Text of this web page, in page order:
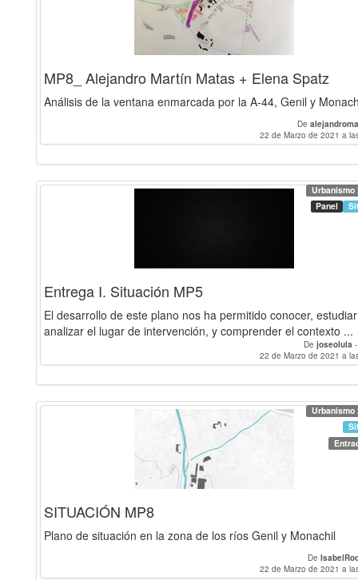
MP8_ Alejandro Martín Matas + Elena Spatz
Análisis de la ventana enmarcada por la A-44, Genil y
De
22 de Marzo de 2021 a
Urbanismo
Panel
Entrega I. Situación MP5
El desarrollo de este plano nos ha permitido conocer,
analizar el lugar de intervención, y comprender el contexto ...
De joseolula
22 de Marzo de 2021 a
Urbanismo
SITUACIÓN MP8
Plano de situación en la zona de los ríos Genil y Monachil
De
22 de Marzo de 2021 a